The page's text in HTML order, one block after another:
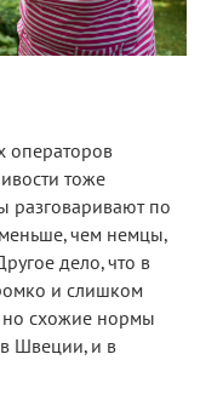
операторов
тоже
разговаривают по
чем немцы,
дело, что в
и слишком
но схожие нормы
Швеции, и в